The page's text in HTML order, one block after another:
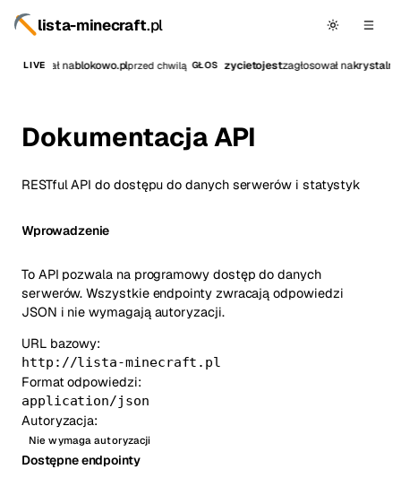
lista-minecraft.pl
LIVE
zagłosował nablokowo.plprzed chwilą GŁOS zycietojestzagłosował na
Dokumentacja API
RESTful API do dostępu do danych serwerów i statystyk
Wprowadzenie
To API pozwala na programowy dostęp do danych
serwerów. Wszystkie endpointy zwracają odpowiedzi
JSON i nie wymagają autoryzacji.
URL bazowy:
http://lista-minecraft.pl
Format odpowiedzi:
application/json
Autoryzacja:
Nie wymaga autoryzacji
Dostępne endpointy